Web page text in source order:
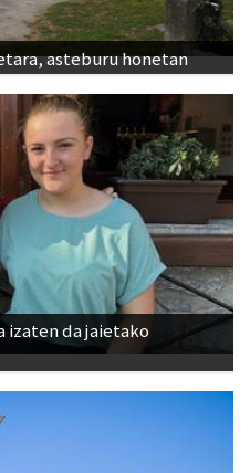
asteburu honetan
izaten da jaietako